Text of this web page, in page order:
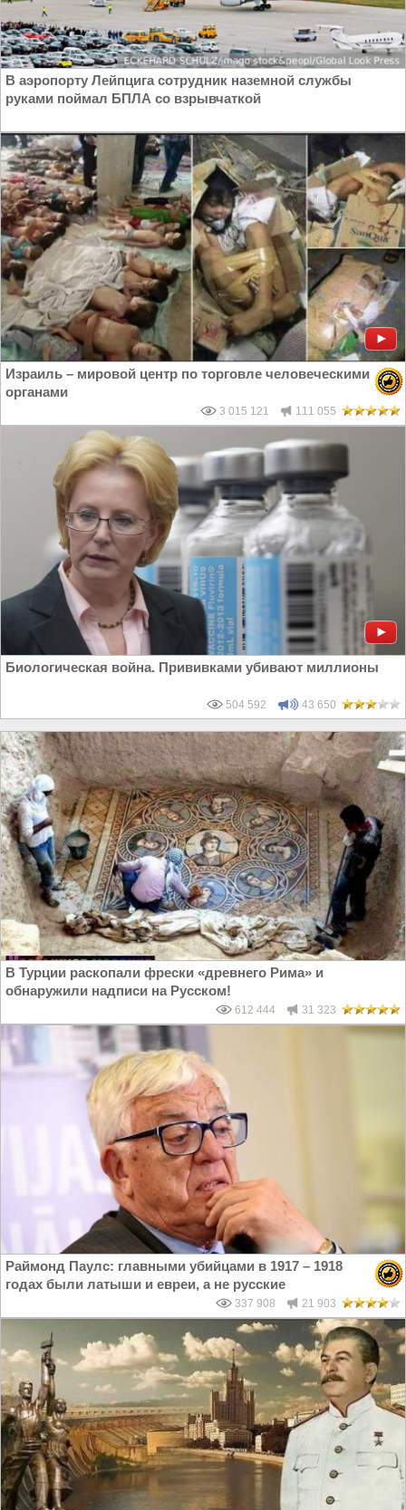
В аэропорту Лейпцига сотрудник наземной службы
руками поймал БПЛА со взрывчаткой
Израиль – мировой центр по торговле человеческими
органами
3 015 121 111 055
Биологическая война. Прививками убивают миллионы
504 592 43 650
В Турции раскопали фрески «древнего Рима» и
обнаружили надписи на Русском!
612 444 31 323
Раймонд Паулс: главными убийцами в 1917 – 1918
годах были латыши и евреи, а не русские
337 908 21 903